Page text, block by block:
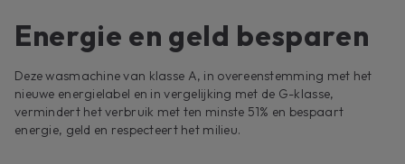
Energie en geld besparen
Deze wasmachine van klasse A, in overeenstemming met het
nieuwe energielabel en in vergelijking met de G-klasse,
vermindert het verbruik met ten minste 51% en bespaart
energie, geld en respecteert het milieu.